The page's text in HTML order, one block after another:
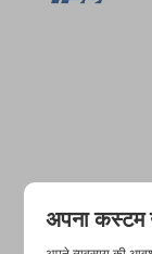
अपना कस्टम